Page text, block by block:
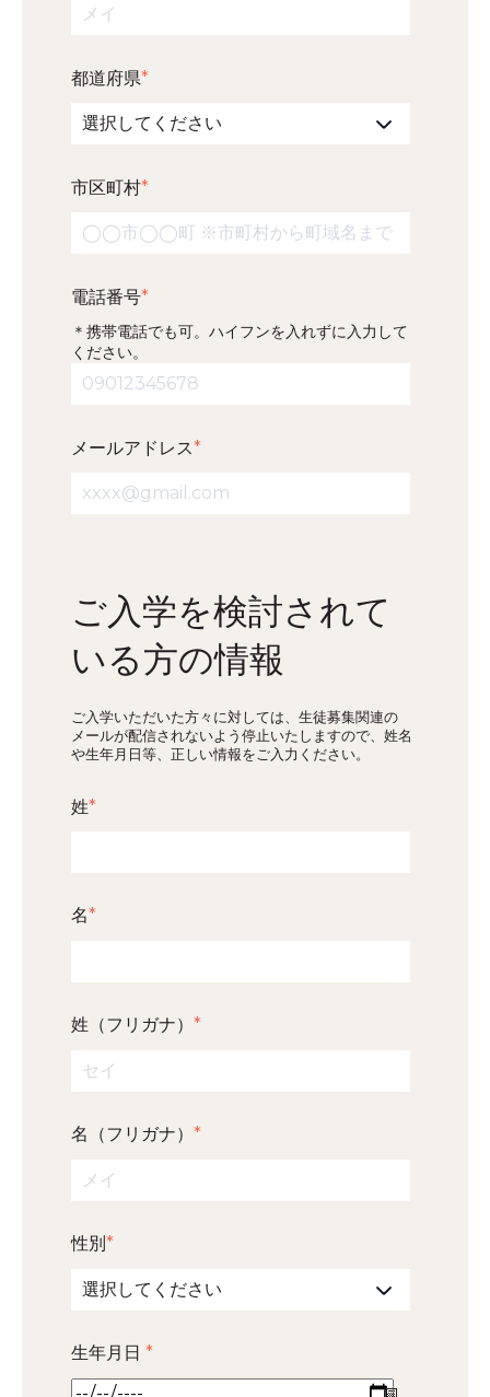
都道府県*
市区町村*
電話番号*
＊携帯電話でも可。ハイフンを入れずに入力して
ください。
メールアドレス*
ご入学を検討されて
いる方の情報
ご入学いただいた方々に対しては、生徒募集関連の
メールが配信されないよう停止いたしますので、姓名
や生年月日等、正しい情報をご入力ください。
姓*
名*
姓（フリガナ） *
名（フリガナ） *
性別 *
生年月日 *